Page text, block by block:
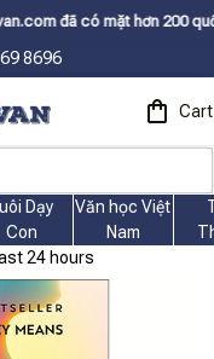
mặt hơn 200 quốc gia như
8696
Cart
Dạy
Con
Văn học Việt
Nam
24 hours